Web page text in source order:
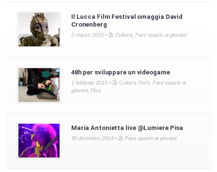
Il Lucca Film Festival omaggia David
Cronenberg
2 marzo 2015 • Cultura, Fare spazio ai giovani
48h per sviluppare un videogame
1 febbraio 2015 • Cultura-Tech, Fare spazio ai
giovani, Pisa
Maria Antonietta live @Lumiere Pisa
30 dicembre 2014 • Fare spazio ai giovani